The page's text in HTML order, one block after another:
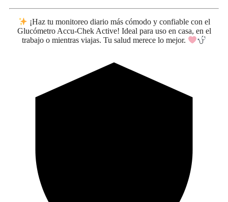
¡Haz tu monitoreo diario más cómodo y confiable con el
Glucómetro Accu-Chek Active! Ideal para uso en casa, en el
trabajo o mientras viajas. Tu salud merece lo mejor.